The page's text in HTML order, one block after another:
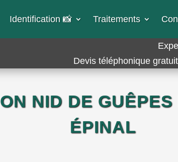
Identification 📸​ Traitements
Devis téléphonique
NID DE
ÉPINAL